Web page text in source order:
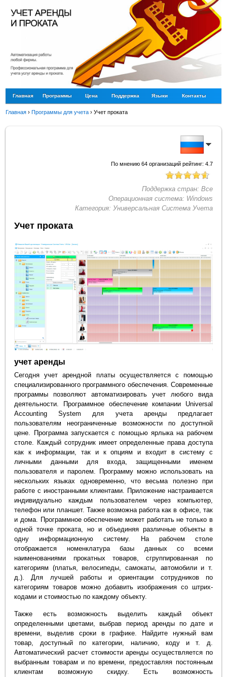
Главная Программы Цена Поддержка Языки Контакты
Главная ›Программы для учета ›Учет проката
По мнению 64организаций рейтинг: 4.7
Поддержка стран: Все
Операционная система: Windows
Категория: Универсальная Система Учета
Учет проката
учет аренды
Сегодня учет арендной платы осуществляется с помощью
специализированного программного обеспечения. Современные
программы позволяют автоматизировать учет любого вида
деятельности. Программное обеспечение компании Universal
Accounting System для учета аренды предлагает
пользователям неограниченные возможности по доступной
цене. Программа запускается с помощью ярлыка на рабочем
столе. Каждый сотрудник имеет определенные права доступа
как к информации, так и к опциям и входит в систему с
личными данными для входа, защищенными именем
пользователя и паролем. Программу можно использовать на
нескольких языках одновременно, что весьма полезно при
работе с иностранными клиентами. Приложение настраивается
индивидуально каждым пользователем через компьютер,
телефон или планшет. Также возможна работа как в офисе, так
и дома. Программное обеспечение может работать не только в
одной точке проката, но и объединяя различные объекты в
одну информационную систему. На рабочем столе
отображается номенклатура базы данных со всеми
наименованиями прокатных товаров, сгруппированная по
категориям (платья, велосипеды, самокаты, автомобили и т.
д.). Для лучшей работы и ориентации сотрудников по
категориям товаров можно добавить изображения со штрих-
кодами и стоимостью по каждому объекту.
Также есть возможность выделить каждый объект
определенными цветами, выбрав период аренды по дате и
времени, выделив сроки в графике. Найдите нужный вам
товар, доступный по категории, наличию, коду и т. д.
Автоматический расчет стоимости аренды осуществляется по
выбранным товарам и по времени, предоставляя постоянным
клиентам возможную скидку. Есть возможность